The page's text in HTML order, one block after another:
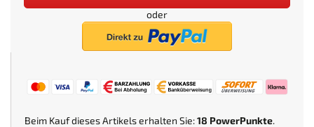
oder
Beim Kauf dieses Artikels erhalten Sie:18 PowerPunkte.